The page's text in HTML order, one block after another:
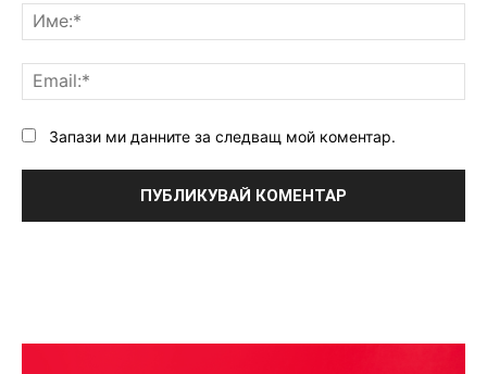
Запази ми данните за следващ мой коментар.